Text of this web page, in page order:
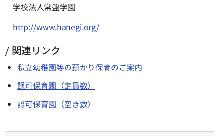
学校法人常盤学園
http://www.hanegi.org/
関連リンク
私立幼稚園等の預かり保育のご案内
認可保育園（定員数）
認可保育園（空き数）